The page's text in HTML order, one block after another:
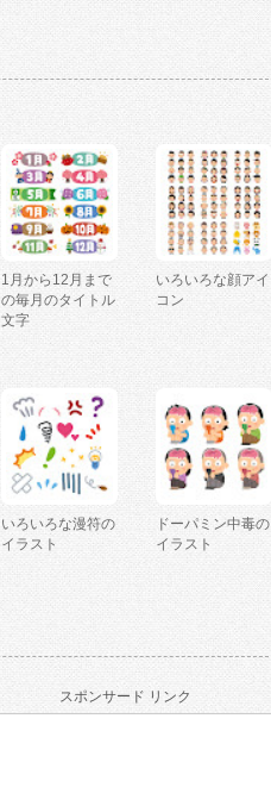
1月から12月まで
の毎月のタイトル
文字
いろいろな顔アイ
コン
いろいろな漫符の
イラスト
ドーパミン中毒の
イラスト
スポンサード リンク